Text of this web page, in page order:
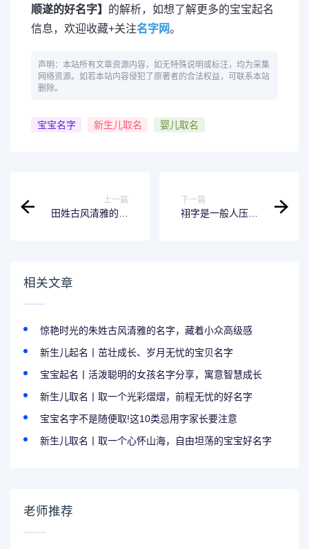
顺遂的好名字】 的解析，如想了解更多的宝宝起名
信息，欢迎收藏+关注名字网。
声明：本站所有文章资源内容，如无特殊说明或标注，均为采集
网络资源。如若本站内容侵犯了原著者的合法权益，可联系本站
删除。
宝宝名字 新生儿取名 婴儿取名
上一篇
田姓古风清雅的名
下一篇
祤字是一般人压不
相关文章
惊艳时光的朱姓古风清雅的名字，藏着小众高级感
新生儿起名丨茁壮成长、岁月无忧的宝贝名字
宝宝起名丨活泼聪明的女孩名字分享，寓意智慧成长
新生儿取名丨取一个光彩熠熠，前程无忧的好名字
宝宝名字不是随便取!这10类忌用字家长要注意
新生儿取名丨取一个心怀山海，自由坦荡的宝宝好名字
老师推荐